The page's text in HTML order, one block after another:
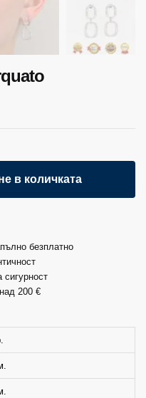
в количката
безплатно
200 €